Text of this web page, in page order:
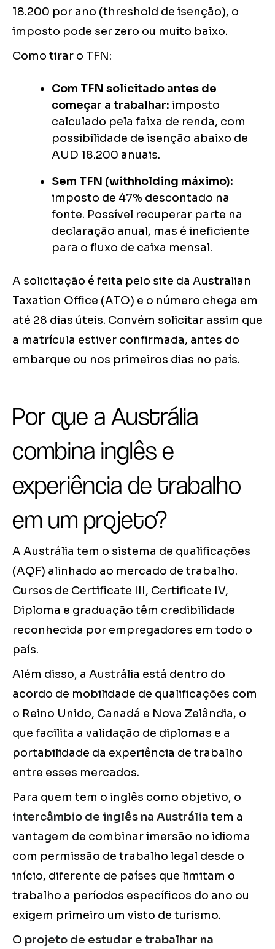
18.200 por ano (threshold de isenção), o
imposto pode ser zero ou muito baixo.
Como tirar o TFN:
Com TFN solicitado antes de
começar a trabalhar: imposto
calculado pela faixa de renda, com
possibilidade de isenção abaixo de
AUD 18.200 anuais.
Sem TFN (withholding máximo):
imposto de 47% descontado na
fonte. Possível recuperar parte na
declaração anual, mas é ineficiente
para o fluxo de caixa mensal.
A solicitação é feita pelo site da Australian
Taxation Office (ATO) e o número chega em
até 28 dias úteis. Convém solicitar assim que
a matrícula estiver confirmada, antes do
embarque ou nos primeiros dias no país.
Por que a Austrália
combina inglês e
experiência de trabalho
em um projeto?
A Austrália tem o sistema de qualificações
(AQF) alinhado ao mercado de trabalho.
Cursos de Certificate III, Certificate IV,
Diploma e graduação têm credibilidade
reconhecida por empregadores em todo o
país.
Além disso, a Austrália está dentro do
acordo de mobilidade de qualificações com
o Reino Unido, Canadá e Nova Zelândia, o
que facilita a validação de diplomas e a
portabilidade da experiência de trabalho
entre esses mercados.
Para quem tem o inglês como objetivo, o
intercâmbio de inglês na Austrália tem a
vantagem de combinar imersão no idioma
com permissão de trabalho legal desde o
início, diferente de países que limitam o
trabalho a períodos específicos do ano ou
exigem primeiro um visto de turismo.
O projeto de estudar e trabalhar na